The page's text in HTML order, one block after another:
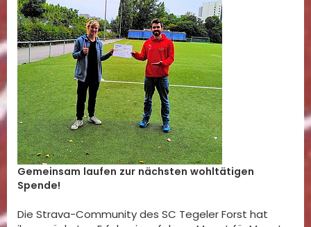
Gemeinsam laufen zur nächsten wohltätigen
Spende!
Die Strava-Community des SC Tegeler Forst hat